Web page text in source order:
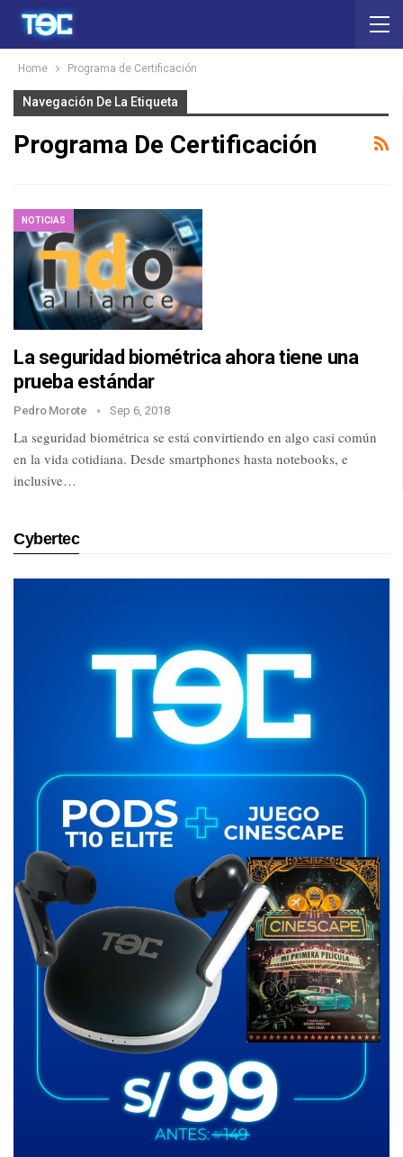
Home Programa de Certificación
Navegación De La Etiqueta
Programa De Certificación
NOTICIAS
La seguridad biométrica ahora tiene una
prueba estándar
Pedro Morote Sep 6, 2018
La seguridad biométrica se está convirtiendo en algo casi común
en la vida cotidiana. Desde smartphones hasta notebooks, e
inclusive…
Cybertec